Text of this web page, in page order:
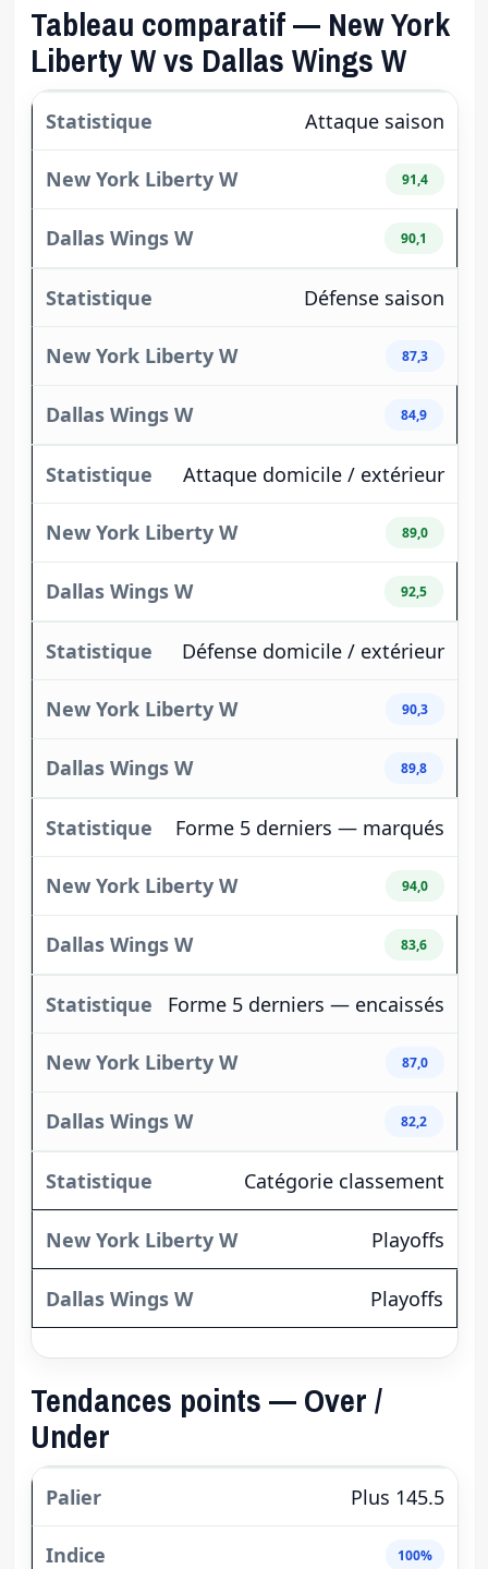
Tableau comparatif — New York
Liberty W vs Dallas Wings W
Attaque saison
91,4
90,1
Défense saison
87,3
84,9
Attaque domicile / extérieur
89,0
92,5
Défense domicile / extérieur
90,3
89,8
Forme 5 derniers — marqués
94,0
83,6
Forme 5 derniers — encaissés
87,0
82,2
Catégorie classement
Playoffs
Playoffs
Tendances points — Over /
Under
Plus 145.5
100%